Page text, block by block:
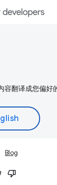
容翻译成您偏好
Blog